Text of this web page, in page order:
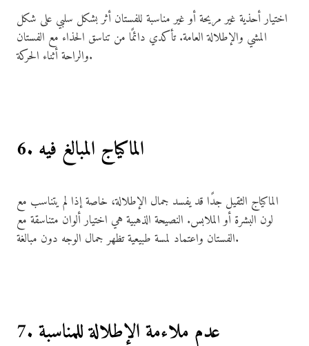
اختيار أحذية غير مريحة أو غير مناسبة للفستان أثر بشكل سلبي على شكل
المشي والإطلالة العامة. تأكدي دائمًا من تناسق الحذاء مع الفستان
والراحة أثناء الحركة.
6. الماكياج المبالغ فيه
الماكياج الثقيل جدًا قد يفسد جمال الإطلالة، خاصة إذا لم يتناسب مع
لون البشرة أو الملابس. النصيحة الذهبية هي اختيار ألوان متناسقة مع
الفستان واعتماد لمسة طبيعية تظهر جمال الوجه دون مبالغة.
7. عدم ملاءمة الإطلالة للمناسبة